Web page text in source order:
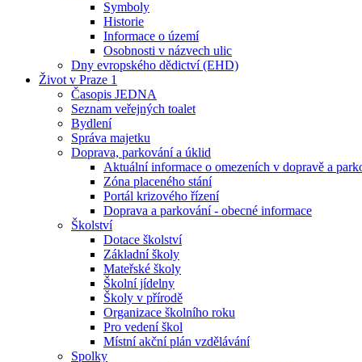
Symboly
Historie
Informace o území
Osobnosti v názvech ulic
Dny evropského dědictví (EHD)
Život v Praze 1
Časopis JEDNA
Seznam veřejných toalet
Bydlení
Správa majetku
Doprava, parkování a úklid
Aktuální informace o omezeních v dopravě a
Zóna placeného stání
Portál krizového řízení
Doprava a parkování - obecné informace
Školství
Dotace školství
Základní školy
Mateřské školy
Školní jídelny
Školy v přírodě
Organizace školního roku
Pro vedení škol
Místní akční plán vzdělávání
Spolky